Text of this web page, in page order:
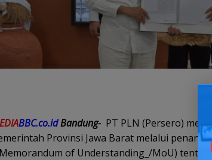
BBC.co.idBandung- PT PLN (Persero)
Provinsi Jawa Barat melalui
of Understanding_/MoU)